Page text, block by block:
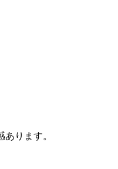
ります。